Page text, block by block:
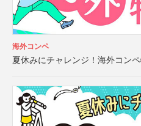
海外コンペ
夏休みにチャレンジ！海外コン